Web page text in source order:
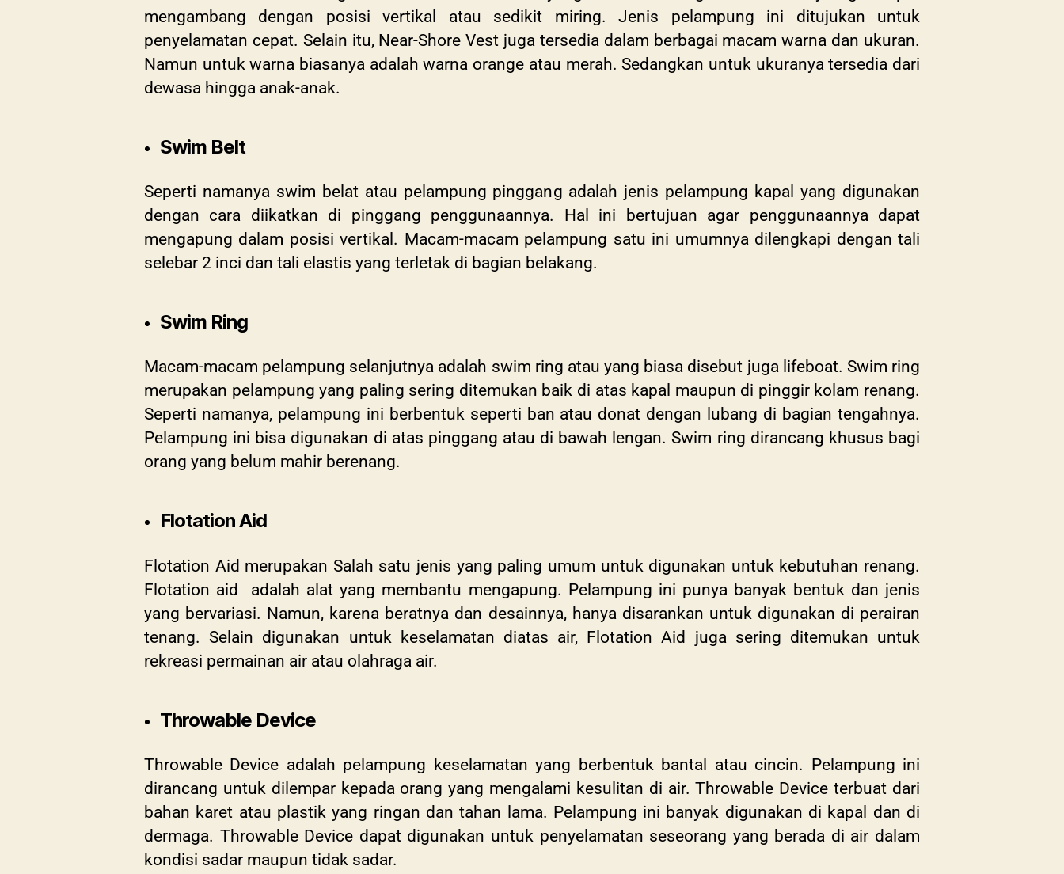
mengambang dengan posisi vertikal atau sedikit miring. Jenis pelampung ini ditujukan untuk
penyelamatan cepat. Selain itu, Near-Shore Vest juga tersedia dalam berbagai macam warna dan ukuran.
Namun untuk warna biasanya adalah warna orange atau merah. Sedangkan untuk ukuranya tersedia dari
dewasa hingga anak-anak.
Swim Belt
Seperti namanya swim belat atau pelampung pinggang adalah jenis pelampung kapal yang digunakan
dengan cara diikatkan di pinggang penggunaannya. Hal ini bertujuan agar penggunaannya dapat
mengapung dalam posisi vertikal. Macam-macam pelampung satu ini umumnya dilengkapi dengan tali
selebar 2 inci dan tali elastis yang terletak di bagian belakang.
Swim Ring
Macam-macam pelampung selanjutnya adalah swim ring atau yang biasa disebut juga lifeboat. Swim ring
merupakan pelampung yang paling sering ditemukan baik di atas kapal maupun di pinggir kolam renang.
Seperti namanya, pelampung ini berbentuk seperti ban atau donat dengan lubang di bagian tengahnya.
Pelampung ini bisa digunakan di atas pinggang atau di bawah lengan. Swim ring dirancang khusus bagi
orang yang belum mahir berenang.
Flotation Aid
Flotation Aid merupakan Salah satu jenis yang paling umum untuk digunakan untuk kebutuhan renang.
Flotation aid adalah alat yang membantu mengapung. Pelampung ini punya banyak bentuk dan jenis
yang bervariasi. Namun, karena beratnya dan desainnya, hanya disarankan untuk digunakan di perairan
tenang. Selain digunakan untuk keselamatan diatas air, Flotation Aid juga sering ditemukan untuk
rekreasi permainan air atau olahraga air.
Throwable Device
Throwable Device adalah pelampung keselamatan yang berbentuk bantal atau cincin. Pelampung ini
dirancang untuk dilempar kepada orang yang mengalami kesulitan di air. Throwable Device terbuat dari
bahan karet atau plastik yang ringan dan tahan lama. Pelampung ini banyak digunakan di kapal dan di
dermaga. Throwable Device dapat digunakan untuk penyelamatan seseorang yang berada di air dalam
kondisi sadar maupun tidak sadar.